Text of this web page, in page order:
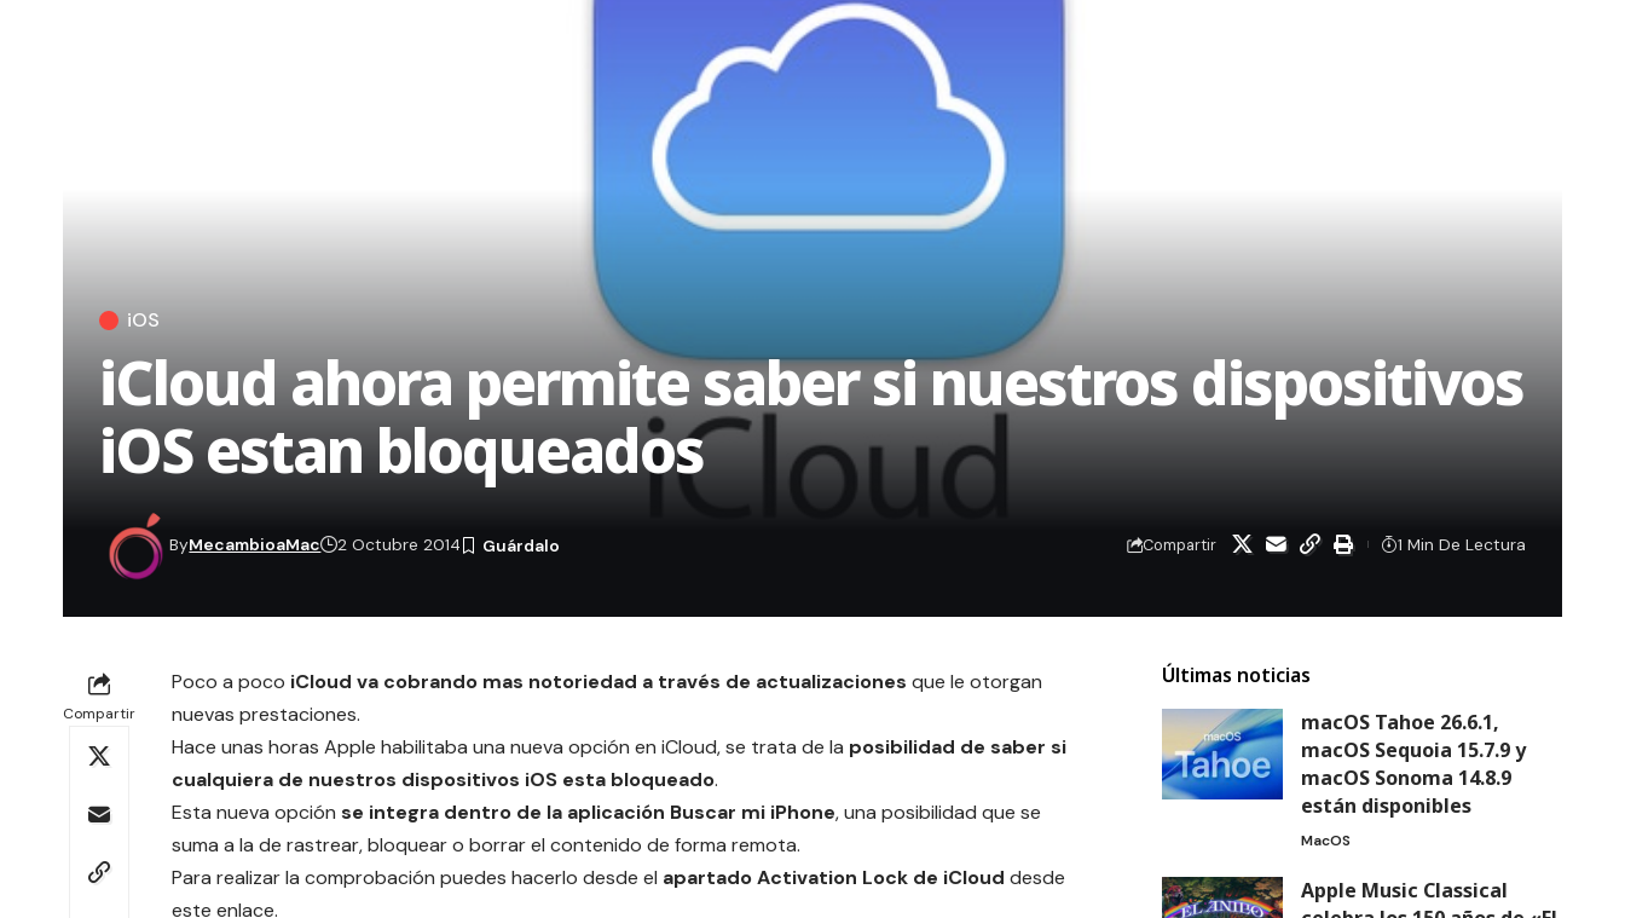
iOS
iCloud ahora permite saber si nuestros dispositivos
iOS estan bloqueados
ByMecambioaMac 2 Octubre 2014 Compartir 1 Min De Lectura
Compartir
Poco a poco iCloud va cobrando mas notoriedad a través de actualizaciones que le otorgan
nuevas prestaciones.
Hace unas horas Apple habilitaba una nueva opción en iCloud, se trata de la posibilidad de saber si
cualquiera de nuestros dispositivos iOS esta bloqueado.
Esta nueva opción se integra dentro de la aplicación Buscar mi iPhone, una posibilidad que se
suma a la de rastrear, bloquear o borrar el contenido de forma remota.
Para realizar la comprobación puedes hacerlo desde el apartado Activation Lock de iCloud desde
este enlace.
Últimas noticias
macOS Tahoe 26.6.1,
macOS Sequoia 15.7.9 y
macOS Sonoma 14.8.9
están disponibles
MacOS
Apple Music Classical